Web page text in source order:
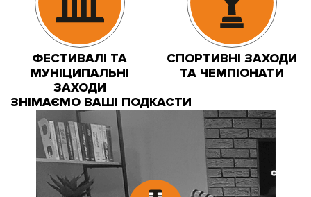
ФЕСТИВАЛІ ТА
МУНІЦИПАЛЬНІ
ЗАХОДИ
СПОРТИВНІ ЗАХОДИ
ТА ЧЕМПІОНАТИ
ЗНІМАЄМО ВАШІ ПОДКАСТИ